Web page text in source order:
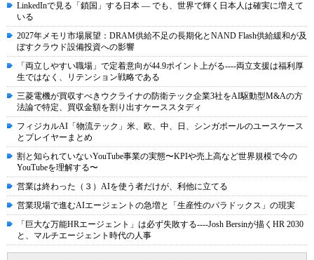
LinkedInで見る「鎖国」する日本 ― でも、世界で輝く日本人は確実に増えて
いる
2027年メモリ市場展望：DRAM供給不足の長期化とNAND Flash供給緩和が及
ぼすクラウド設備投資への影響
「両立しやすい職場」で定着意向が44.9ポイント上がる----両立支援は福利厚
生ではなく、リテンション戦略である
三菱電機が買収すべきウクライナの防衛テック企業3社をAI駆動型M&Aの方
法論で特定、買収金額を割り出すケーススタディ
フィジカルAI「物流テック」米、欧、中、日、シンガポールのユースケース
とプレイヤーまとめ
割と知られていないYouTube事業の実態〜KPIや売上高など世界規模で今の
YouTubeを理解する〜
営業は終わった（３）AIを使う者だけが、利他に立てる
営業現場で進むAIエージェントの急増と「生産性のパラドックス」の現実
「巨大な万能HRエージェント」は必ず失敗する----Josh Bersinが描くHR 2030
と、マルチエージェント時代の人事